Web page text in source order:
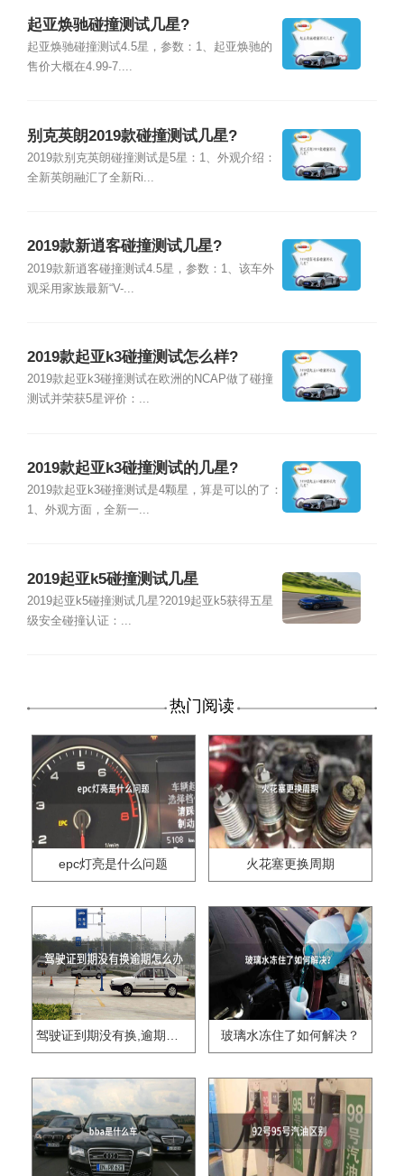
起亚焕驰碰撞测试几星?
起亚焕驰碰撞测试4.5星，参数：1、起亚焕驰的
售价大概在4.99-7....
别克英朗2019款碰撞测试几星?
2019款别克英朗碰撞测试是5星：1、外观介绍：
全新英朗融汇了全新Ri...
2019款新逍客碰撞测试几星?
2019款新逍客碰撞测试4.5星，参数：1、该车外
观采用家族最新“V-...
2019款起亚k3碰撞测试怎么样?
2019款起亚k3碰撞测试在欧洲的NCAP做了碰撞
测试并荣获5星评价：...
2019款起亚k3碰撞测试的几星?
2019款起亚k3碰撞测试是4颗星，算是可以的了：
1、外观方面，全新一...
2019起亚k5碰撞测试几星
2019起亚k5碰撞测试几星?2019起亚k5获得五星
级安全碰撞认证：...
热门阅读
epc灯亮是什么问题 火花塞更换周期
驾驶证到期没有换,逾期怎么办?? 玻璃水冻住了如何解决？